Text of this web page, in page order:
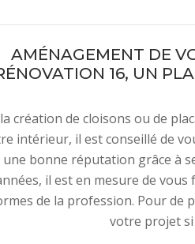
AMÉNAGEMENT DE
16, UN
création de cloisons ou de
intérieur, il est conseillé de
une bonne réputation grâce à
il est en mesure de
de la profession. Pour de
votre projet si